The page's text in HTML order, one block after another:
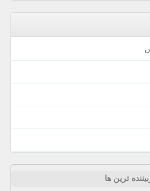
ترین ها